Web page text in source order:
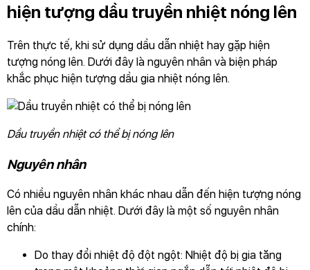
hiện tượng dầu truyền nhiệt nóng lên
Trên thực tế, khi sử dụng dầu dẫn nhiệt hay gặp hiện
tượng nóng lên. Dưới đây là nguyên nhân và biện pháp
khắc phục hiện tượng dầu gia nhiệt nóng lên.
Dầu truyền nhiệt có thể bị nóng lên
Nguyên nhân
Có nhiều nguyên nhân khác nhau dẫn đến hiện tượng nóng
lên của dầu dẫn nhiệt. Dưới đây là một số nguyên nhân
chính:
Do thay đổi nhiệt độ đột ngột: Nhiệt độ bị gia tăng